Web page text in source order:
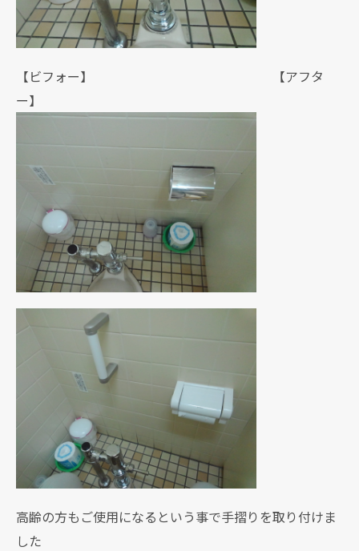
【ビフォー】 【アフタ
ー】
高齢の方もご使用になるという事で手摺りを取り付けま
した